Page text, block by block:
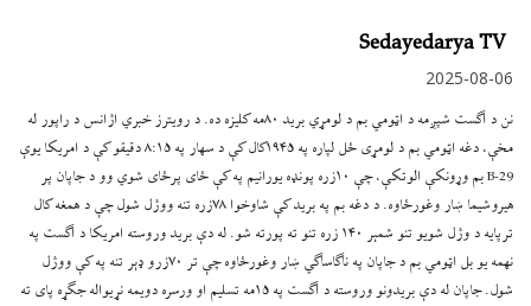
Sedayedarya TV
2025-08-06
نن د اګست شپږمه د اټومي بم د لومړي برید ۸۰مه کلیزه ده. د رویترز خبري اژانس د راپور له
مخې، دغه اټومي بم د لومړی ځل لپاره په ۱۹۴۵کال کې د سهار په ۸:۱۵ دقیقو کې د امریکا یوې
B-29 بم وړونکې الوتکې، چې ۱۰زره پونډه یورانیم په کې ځای پرځای شوي وو د جاپان پر
هیروشیما ښار وغورځاوه. د دغه بم په برید کې شاوخوا ۷۸زره تنه ووژل شول چې د همغه کال
ترپایه د وژل شویو تنو شمېر ۱۴۰ زره تنو ته پورته شو. له دې برید وروسته امریکا د اګست په
نهمه یو بل اټومي بم د جاپان په ناګاساګي ښار وغورځاوه چې تر ۷۰زرو ډېر تنه په کې ووژل
شول. جاپان له دې بریدونو وروسته د اګست په ۱۵مه تسلیم او ورسره دویمه نړیواله جګړه پای ته